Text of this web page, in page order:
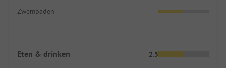
Zwembaden
Eten & drinken 2.5